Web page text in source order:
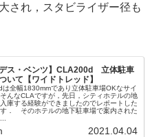
され，スタビライザー径も
デス・ベンツ】CLA200d 立体駐車
いて【ワイドトレッド】
全幅1830mmであり立体駐車場OKなサイ
んなCLAですが，先日，シティホテルの地
庫する経験ができましたのでレポートした
． そのホテルの地下駐車場で案内された
2021.04.04